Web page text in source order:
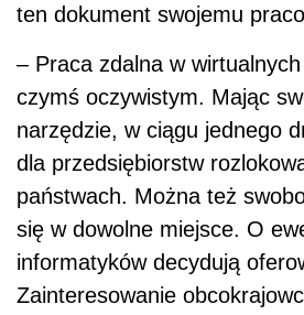
ten dokument swojemu
– Praca zdalna w wirtualnych
czymś oczywistym. Mając
narzędzie, w ciągu jednego
dla przedsiębiorstw
państwach. Można też
się w dowolne miejsce. O
informatyków decydują
Zainteresowanie